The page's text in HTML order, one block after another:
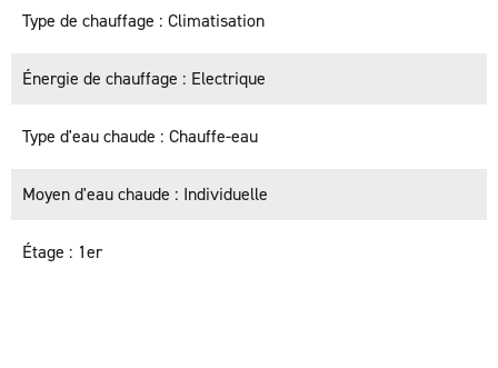
Type de chauffage Climatisation
Énergie de chauffage Electrique
Type d'eau chaude Chauffe-eau
Moyen d'eau chaude Individuelle
Étage 1er